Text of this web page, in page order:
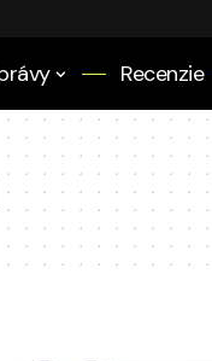
Recenzie